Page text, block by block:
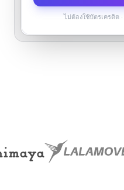
ไม่ต้องใช้บัตรเครดิต·